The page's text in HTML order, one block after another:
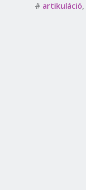
# artikuláció,